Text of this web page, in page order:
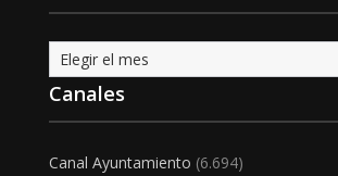
Archivo
Canales
Canal Ayuntamiento (6.694)